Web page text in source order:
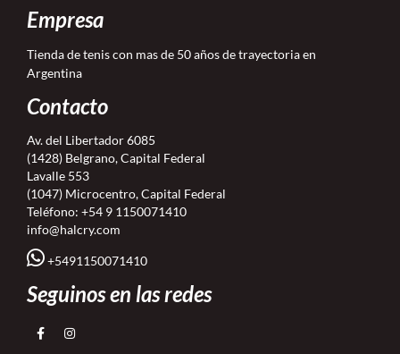
Empresa
Tienda de tenis con mas de 50 años de trayectoria en
Argentina
Contacto
Av. del Libertador 6085
(1428) Belgrano, Capital Federal
Lavalle 553
(1047) Microcentro, Capital Federal
Teléfono: +54 9 1150071410
info@halcry.com
+5491150071410
Seguinos en las redes